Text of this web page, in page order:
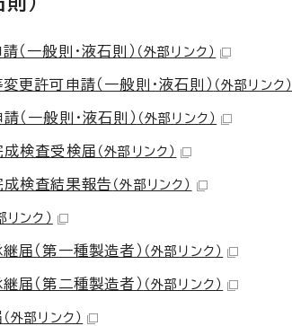
（一般則・液石則） （外部リンク）
更許可申請（一般則・液石則） （外部リンク）
（一般則・液石則） （外部リンク）
検査受検届 （外部リンク）
検査結果報告 （外部リンク）
リンク）
届（第一種製造者） （外部リンク）
届（第二種製造者） （外部リンク）
（外部リンク）